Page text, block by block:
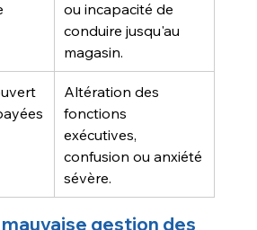
ou incapacité de
conduire jusqu'au
magasin.
Altération des
fonctions
exécutives,
confusion ou anxiété
sévère.
gestion des